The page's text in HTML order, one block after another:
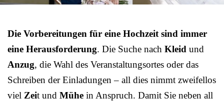
Die Vorbereitungen für eine Hochzeit sind immer
eine Herausforderung. Die Suche nach Kleid und
Anzug, die Wahl des Veranstaltungsortes oder das
Schreiben der Einladungen – all dies nimmt zweifellos
viel Zeit und Mühe in Anspruch. Damit Sie neben all